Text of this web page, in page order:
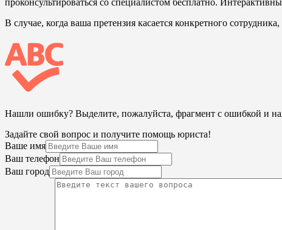
В случае, когда ваша претензия касается конкретного
Нашли ошибку? Выделите, пожалуйста, фрагмент с ошибкой и
Задайте свой вопрос и получите помощь юриста!
Ваше имя
Ваш телефон
Ваш город